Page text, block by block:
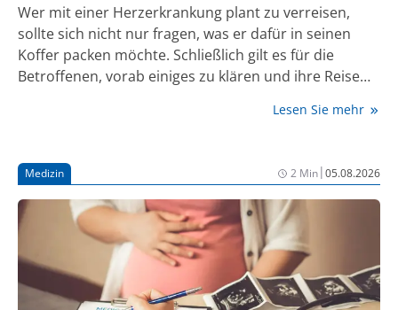
Wer mit einer Herzerkrankung plant zu verreisen,
sollte sich nicht nur fragen, was er dafür in seinen
Koffer packen möchte. Schließlich gilt es für die
Betroffenen, vorab einiges zu klären und ihre Reise
Lesen Sie mehr
Medizin 2 Min|05.08.2026